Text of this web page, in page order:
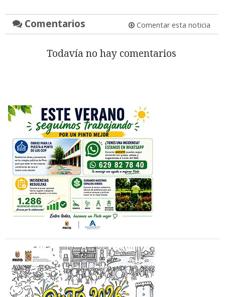
Comentarios Comentar esta noticia
Todavía no hay comentarios